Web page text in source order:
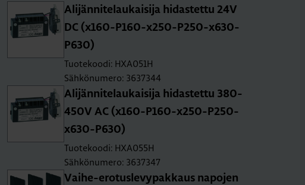
Ali­jän­ni­te­lau­kai­si­ja hi­das­tet­tu 24V
DC (x160-P160-x250-P250-x630-
P630)
Tuotekoodi: HXA051H
Sähkönumero: 3637344
Ali­jän­ni­te­lau­kai­si­ja hi­das­tet­tu 380-
450V AC (x160-P160-x250-P250-
x630-P630)
Tuotekoodi: HXA055H
Sähkönumero: 3637347
Vai­he-ero­tus­le­vy­pak­kaus na­po­jen